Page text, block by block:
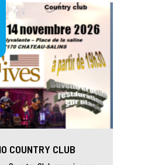
COUNTRY CLUB